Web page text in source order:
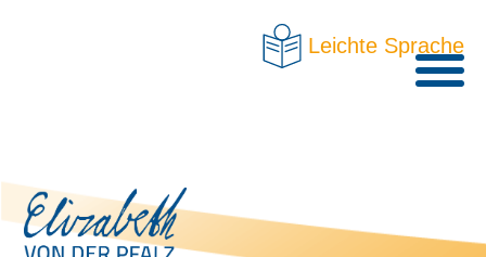
Leichte Sprache